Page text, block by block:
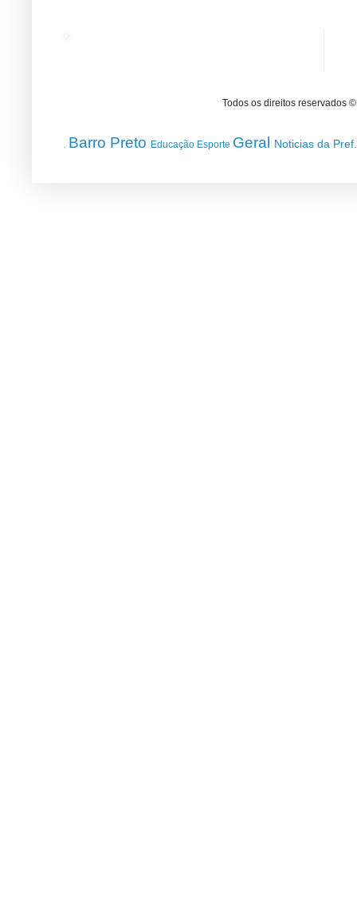
Todos os direitos reservados
Barro Preto Educação Esporte Geral Noticias da